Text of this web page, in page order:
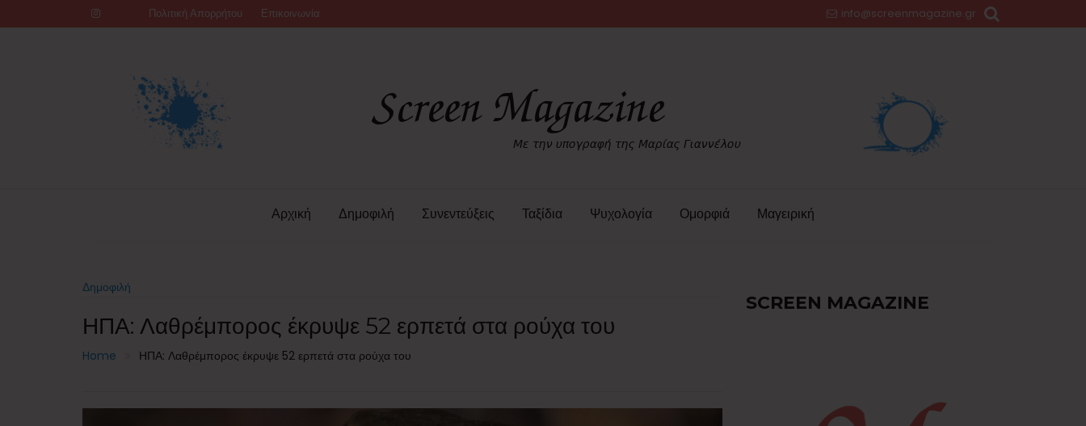
to
Πολιτική Απορρήτου Επικοινωνία info@screenmagazine.gr
Αρχική Δημοφιλή Συνεντεύξεις Ταξίδια Ψυχολογία Ομορφιά Μαγειρική
Δημοφιλή
ΗΠΑ: Λαθρέμπορος έκρυψε 52 ερπετά στα ρούχα του
Home ΗΠΑ: Λαθρέμπορος έκρυψε 52 ερπετά στα ρούχα του
SCREEN MAGAZINE